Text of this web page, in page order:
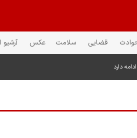
قضایی سلامت عکس آرشیو